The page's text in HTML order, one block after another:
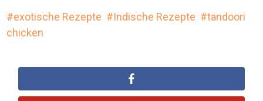
exotische Rezepte Indische Rezepte
tandoori
chicken